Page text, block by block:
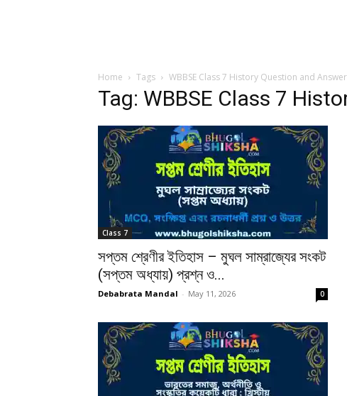
Home Tags WBBSE Class 7 History Question and Answer
Tag: WBBSE Class 7
Class 7
সপ্তম শ্রেণীর ইতিহাস – মুঘল সাম্রাজ্যের সংকট
(সপ্তম অধ্যায়) প্রশ্ন ও...
Debabrata Mandal - May 11, 2026 0